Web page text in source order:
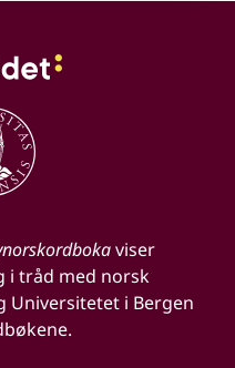
viser
i tråd med norsk
Universitetet i Bergen